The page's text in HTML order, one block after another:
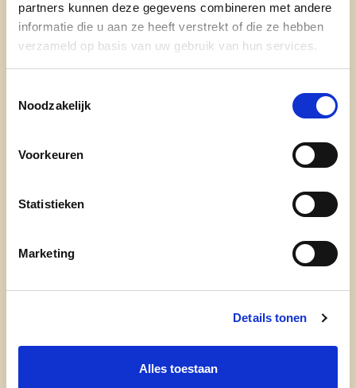
partners kunnen deze gegevens combineren met andere
informatie die u aan ze heeft verstrekt of die ze hebben
verzameld op basis van uw gebruik van hun services.
Noodzakelijk
Voorkeuren
Statistieken
Marketing
Details tonen
Alles toestaan
een positieve resultaten op onze exploitatie (onze
dagdagelijkse werking van inkomsten en uitgaven)
en met leningen. De totale schuld van gemeente
effectief op 1 januari 2026 naar 49,5 miljoen euro
ambitieuze investeringsprogramma loopt de
geraamde schuld op.
doordachte keuze met
meerjarenplan van 50 miljoen euro, zodat de
We raken niet aan de koopkracht van de
op de onroerende voorheffing niet.